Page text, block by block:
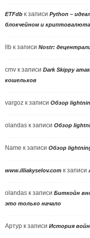
ETFdb к записи Python –
блокчейном и
llb к записи Nostr:
cmv к записи Dark Skippy
кошельков
vargoz к записи Обзор
olandas к записи Обзор
Name к записи Обзор
www.illiakyselov.com к записи
olandas к записи Биткойн
это только начало
Артур к записи История